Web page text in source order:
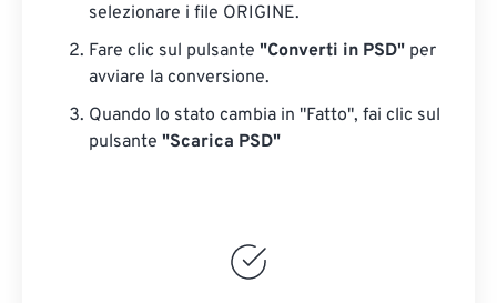
selezionare i file ORIGINE.
Fare clic sul pulsante "Converti in PSD" per
avviare la conversione.
Quando lo stato cambia in "Fatto", fai clic sul
pulsante "Scarica PSD"